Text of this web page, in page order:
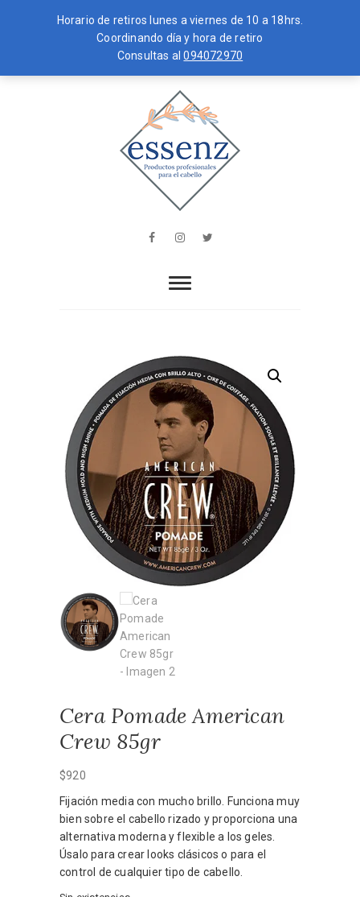
Horario de retiros lunes a viernes de 10 a 18hrs.
Coordinando día y hora de retiro
Consultas al094072970
to
essenz
EL CABELLO
FacebookInstagram
Cera Pomade American
Crew 85gr
$920
Fijación media con mucho brillo. Funciona muy
bien sobre el cabello rizado y proporciona una
alternativa moderna y flexible a los geles.
Úsalo para crear looks clásicos o para el
control de cualquier tipo de cabello.